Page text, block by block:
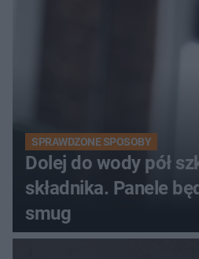
SPRAWDZONE SPOSOBY
Dolej do wody pół
składnika. Panele
smug